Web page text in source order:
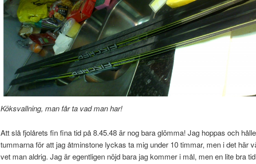
Köksvallning, man får ta vad man har!
Att slå fjolårets fin fina tid på 8.45.48 är nog bara glömma! Jag hoppas och
tummarna för att jag åtminstone lyckas ta mig under 10 timmar, men i det här
vet man aldrig. Jag är egentligen nöjd bara jag kommer i mål, men en lite bra